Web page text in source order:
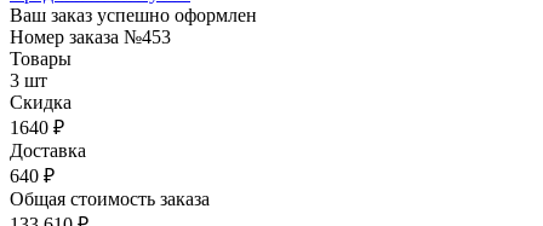
Ваш заказ успешно оформлен
Номер заказа №453
Товары
3 шт
Скидка
1640 ₽
Доставка
640 ₽
Общая стоимость заказа